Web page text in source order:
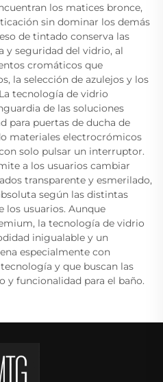
los matices bronce,
sin dominar los demás
de tintado conserva las
y seguridad del vidrio, al
cromáticos que
la selección de azulejos y los
tecnología de vidrio
de las soluciones
para puertas de ducha de
materiales electrocrómicos
solo pulsar un interruptor.
a los usuarios cambiar
transparente y esmerilado,
según las distintas
los usuarios. Aunque
la tecnología de vidrio
inigualable y un
especialmente con
y que buscan las
y funcionalidad para el baño.